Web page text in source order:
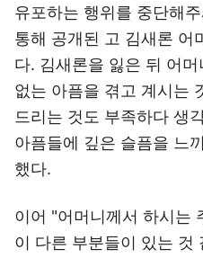
유포하는 행위를 중단해
통해 공개된 고 김새론 어
다. 김새론을 잃은 뒤 어
없는 아픔을 겪고 계시는
드리는 것도 부족하다 생
아픔들에 깊은 슬픔을 느
했다.
이어 "어머니께서 하시는
이 다른 부분들이 있는 것